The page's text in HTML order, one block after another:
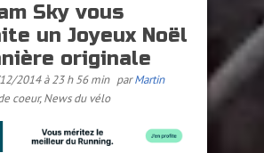
Sky vous
un Joyeux Noël
originale
2014 à 23 h 56 min parMartin
coeur,News du vélo